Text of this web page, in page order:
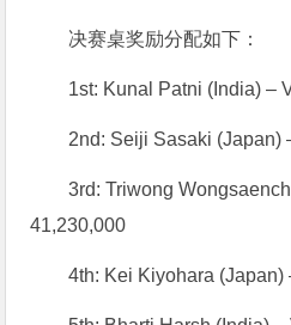
决赛桌奖励分配如下：
1st: Kunal Patni (India) –
2nd: Seiji Sasaki (Japan)
3rd: Triwong
41,230,000
4th: Kei Kiyohara